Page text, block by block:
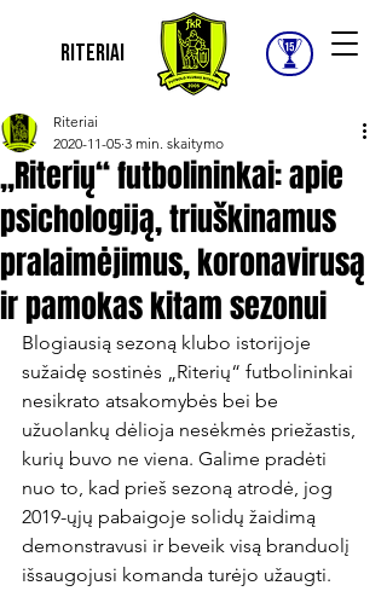
Riteriai
„Riterių“ futbolininkai: apie
psichologiją, triuškinamus
pralaimėjimus, koronavirusą
ir pamokas kitam sezonui
Riteriai
2020-11-05 3 min. skaitymo
Blogiausią sezoną klubo istorijoje
sužaidę sostinės „Riterių“ futbolininkai
nesikrato atsakomybės bei be
užuolankų dėlioja nesėkmės priežastis,
kurių buvo ne viena. Galime pradėti
nuo to, kad prieš sezoną atrodė, jog
2019-ųjų pabaigoje solidų žaidimą
demonstravusi ir beveik visą branduolį
išsaugojusi komanda turėjo užaugti.